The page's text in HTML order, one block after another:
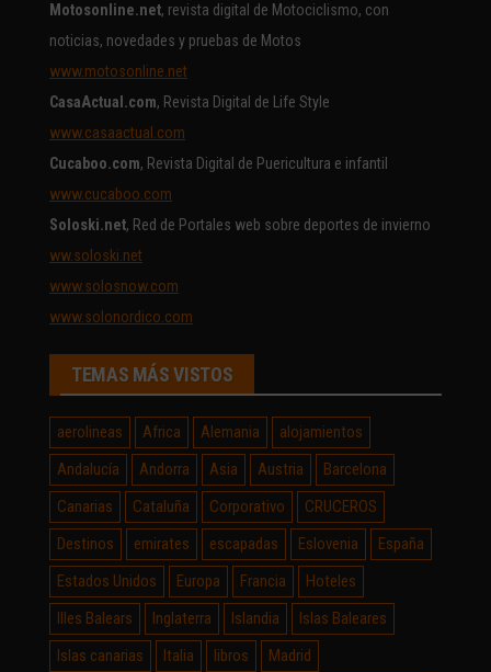
Motosonline.net, revista digital de Motociclismo, con
noticias, novedades y pruebas de Motos
www.motosonline.net
CasaActual.com, Revista Digital de Life Style
www.casaactual.com
Cucaboo.com, Revista Digital de Puericultura e infantil
www.cucaboo.com
Soloski.net, Red de Portales web sobre deportes de invierno
ww.soloski.net
www.solosnow.com
www.solonordico.com
TEMAS MÁS VISTOS
aerolineas Africa Alemania
alojamientos
Andalucía
Andorra Asia Austria
Barcelona
Canarias
Cataluña Corporativo
CRUCEROS
Destinos
emirates escapadas Eslovenia
España
Estados Unidos
Europa Francia
Hoteles
Illes Balears
Inglaterra Islandia
Islas Baleares
Islas canarias
Italia libros
Madrid